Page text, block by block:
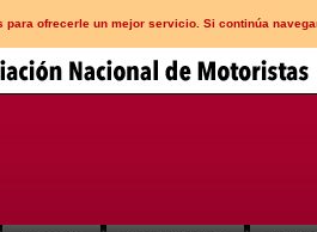
para ofrecerle un mejor servicio. Si continúa